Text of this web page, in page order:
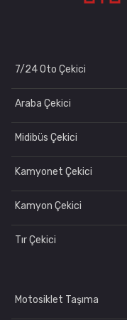
7/24 Oto Çekici
Araba Çekici
Midibüs Çekici
Kamyonet Çekici
Kamyon Çekici
Tır Çekici
Motosiklet Taşıma